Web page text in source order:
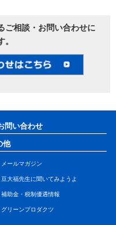
ご相談・お問い合わせに
問い合わせ
他
メールマガジン
豆大福先生に聞いてみようよ
補助金・税制優遇情報
グリーンプロダクツ